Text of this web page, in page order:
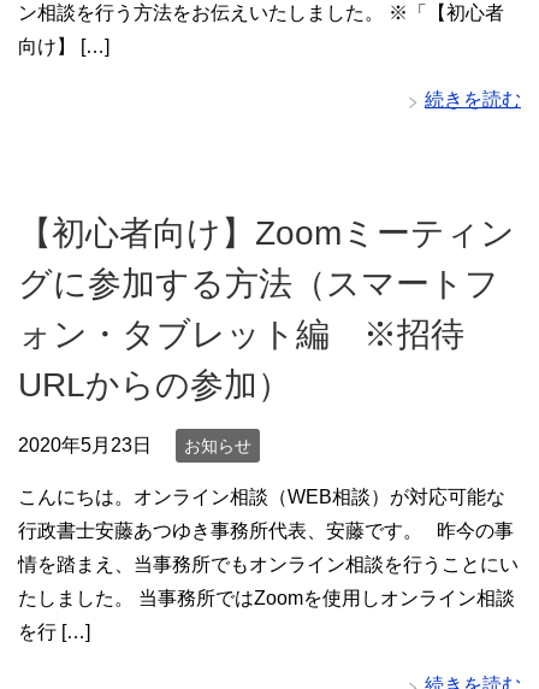
ン相談を行う方法をお伝えいたしました。 ※「【初心者
向け】 […]
続きを読む
【初心者向け】Zoomミーティン
グに参加する方法（スマートフ
ォン・タブレット編 ※招待
URLからの参加）
2020年5月23日 お知らせ
こんにちは。オンライン相談（WEB相談）が対応可能な
行政書士安藤あつゆき事務所代表、安藤です。 昨今の事
情を踏まえ、当事務所でもオンライン相談を行うことにい
たしました。 当事務所ではZoomを使用しオンライン相談
を行 […]